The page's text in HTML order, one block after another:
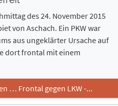
des 24. November 2015
von Aschach. Ein PKW war
aus ungeklärter Ursache auf
dort frontal mit einem
… Frontal gegen LKW -...